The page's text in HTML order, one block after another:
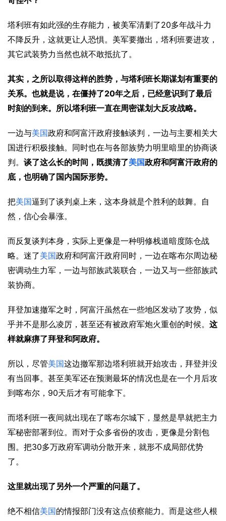
塔利班有如此强的生存能力，被美军清剿了20多年战斗力
不降反升，这就更让人恐惧。美军要撤出，塔利班要进攻，
其它武装势力当然也就不敢抵抗了。
其实，之所以取得这样的胜势，与塔利班长期谋划有重要的
关系。也就是说，在僵持了20年之后，已经意识到了最后
时刻的到来。所以塔利班一直在周密谋划大反攻战略。
一边与美国政府和阿富汗政府接触谈判，一边与主要相关大
国进行积极接触。同时也在与各部族势力明里暗里的协商谈
判。 谈了这么长的时间，既摸清了美国政府和阿富汗政府的
底，也明确了国内国际形势。
把美国逼到了谈判桌上来，这本身就是个胜利的鼓舞。自
然，信心会暴涨。
而反复谈判本身，实际上更像是一种明修栈道暗度陈仓战
略。迷了美国政府和阿富汗政府同时，一边在喀布尔周边秘
密调动生力军，一边与部族武装联合，一边又与一些部族武
装协商。
拜登加速撤军之时，阿富汗虽然在一些地区发动了攻势，似
乎并不是那么凌厉，甚至还有被政府军炮火重创的时候。 这
样就麻痹了拜登和阿政府。
所以，尽管美国这边撤军那边塔利班就开始攻击，拜登并没
有当回事。甚至美军还在预测最坏的情况也是在一个月后攻
到喀布尔， 90天后才有可能拿下。
而塔利班一夜间就出现在了喀布尔城下，显然是早就把主力
军秘密部署到位。而对于众多省份的攻击，更像是分割包
围。把30多万政府军调动分散开来，就形不成局部优势
了。
这里就出现了另外一个严重的问题了。
绝不相信美国 的情报部门没有这点侦察能力。而是这些人根